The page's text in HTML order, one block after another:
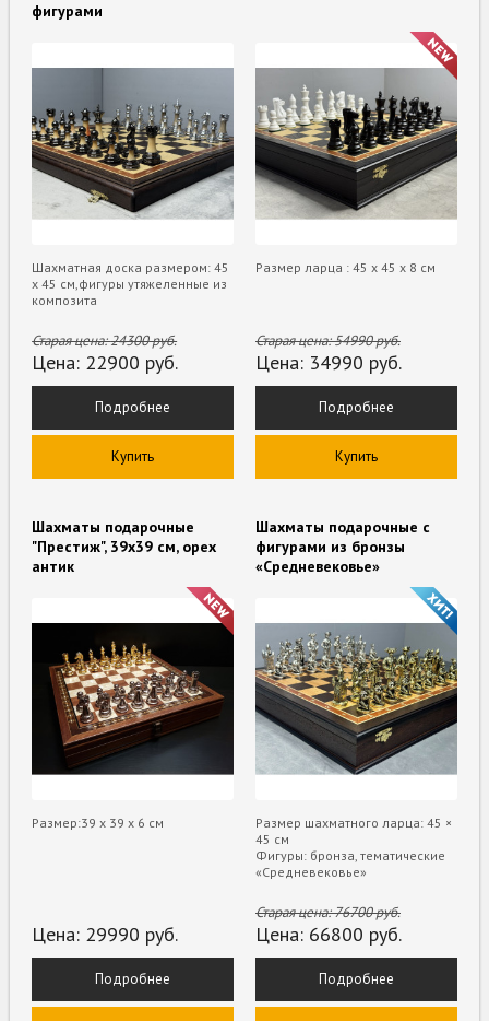
фигурами
Шахматная доска размером: 45
х 45 см,фигуры утяжеленные из
композита
Старая цена:24300руб.
Цена: 22900 руб.
Подробнее
Купить
Размер ларца : 45 х 45 х 8 см
Старая цена:54990руб.
Цена: 34990 руб.
Подробнее
Купить
Шахматы подарочные
"Престиж", 39х39 см, орех
антик
Размер:39 х 39 х 6 см
Цена: 29990 руб.
Подробнее
Шахматы подарочные с
фигурами из бронзы
«Средневековье»
Размер шахматного ларца: 45 ×
45 см
Фигуры: бронза, тематические
«Средневековье»
Старая цена:76700руб.
Цена: 66800 руб.
Подробнее